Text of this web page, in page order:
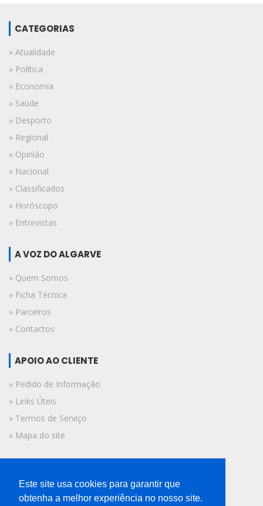
CATEGORIAS
» Atualidade
» Política
» Economia
» Saúde
» Desporto
» Regional
» Opinião
» Nacional
» Classificados
» Horóscopo
» Entrevistas
A VOZ DO ALGARVE
» Quem Somos
» Ficha Técnica
» Parceiros
» Contactos
APOIO AO CLIENTE
» Pedido de Informação
» Links Úteis
» Termos de Serviço
» Mapa do site
© 2019 A Voz do Algarve.
Todos os direitos reservados.
Este site usa cookies para garantir que
obtenha a melhor experiência no nosso site.